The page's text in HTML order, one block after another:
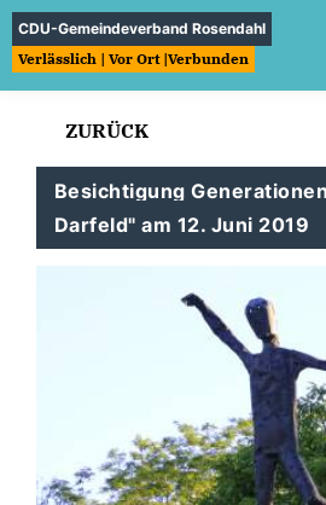
CDU-Gemeindeverband Rosendahl
Verlässlich | Vor Ort |Verbunden
ZURÜCK
Besichtigung
Darfeld" am 12. Juni 2019